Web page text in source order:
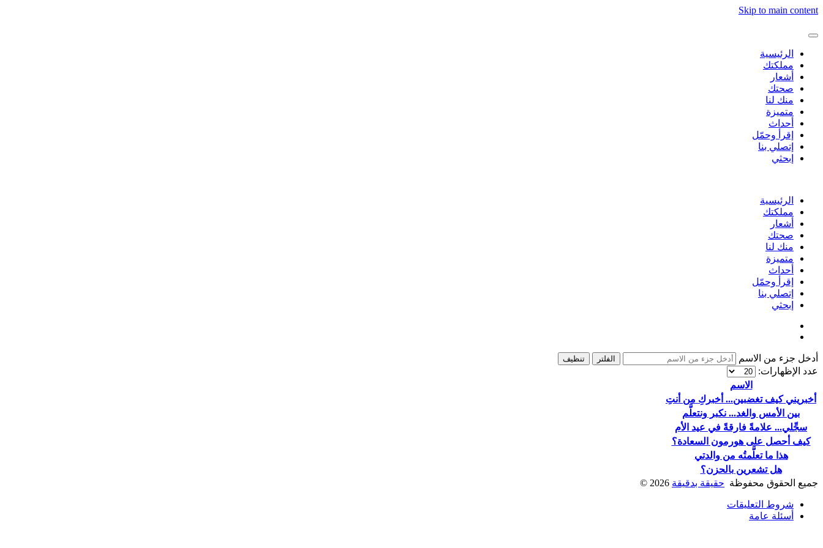
Skip to main content
الرئيسية
مملكتك
أشعار
صحتك
منك لنا
متميزة
أحداث
إقرأ وحمّل
إتصلي بنا
إبحثي
الرئيسية
مملكتك
أشعار
صحتك
منك لنا
متميزة
أحداث
إقرأ وحمّل
إتصلي بنا
إبحثي
أدخل جزء من الاسم الفلتر تنظيف
عدد الإظهارات:
الاسم
أخبريني كيف تغضبين... أخبركِ من أنتِ
بين الأمس والغد... نكبر ونتعلَّم
سجِّلي... علامةً فارقةً في عيد الأم
كيف أحصل على هورمون السعادة؟
هذا ما تعلَّمتُه من والدتي
هل تشعرين بالحزن؟
جميع الحقوق محفوظة حقيقة بدقيقة 2026
©
شروط التعليقات
أسئلة عامة